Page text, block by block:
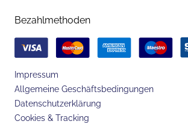
Bezahlmethoden
Impressum
Allgemeine Geschäftsbedingungen
Datenschutzerklärung
Cookies & Tracking